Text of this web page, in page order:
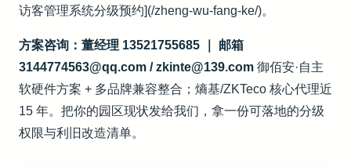
访客管理系统分级预约](/zheng-wu-fang-ke/)。
方案咨询：董经理 13521755685 ｜ 邮箱
3144774563@qq.com / zkinte@139.com 御佰安·自主
软硬件方案 + 多品牌兼容整合；熵基/ZKTeco 核心代理近
15 年。把你的园区现状发给我们，拿一份可落地的分级
权限与利旧改造清单。